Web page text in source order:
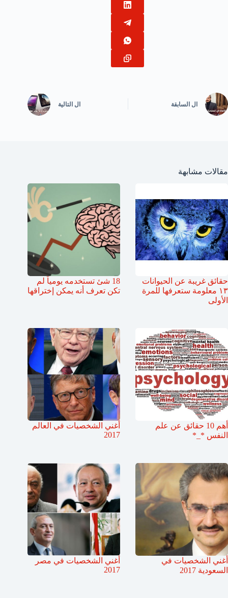
ال السابقة ال التالية
مقالات مشابهة
حقائق غريبة عن الحيوانات
١٣ معلومة ستعرفها للمرة
الأولى
18 شئ تستخدمه يومياً لم
تكن تعرف أنه يمكن إختراقها
أهم 10 حقائق عن علم
النفس *_*
أغني الشخصيات في العالم
2017
أغني الشخصيات في
السعودية 2017
أغني الشخصيات في مصر
2017